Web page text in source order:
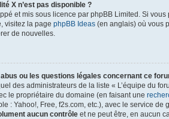
X n’est pas disponible ?
et mis sous licence par phpBB Limited. Si vous
visitez la page phpBB Ideas (en anglais) où vous
de nouvelles.
ou les questions légales concernant ce
des administrateurs de la liste « L’équipe du
le propriétaire du domaine (en faisant une
: Yahoo!, Free, f2s.com, etc.), avec le service de
aucun contrôle et ne peut être, en aucun